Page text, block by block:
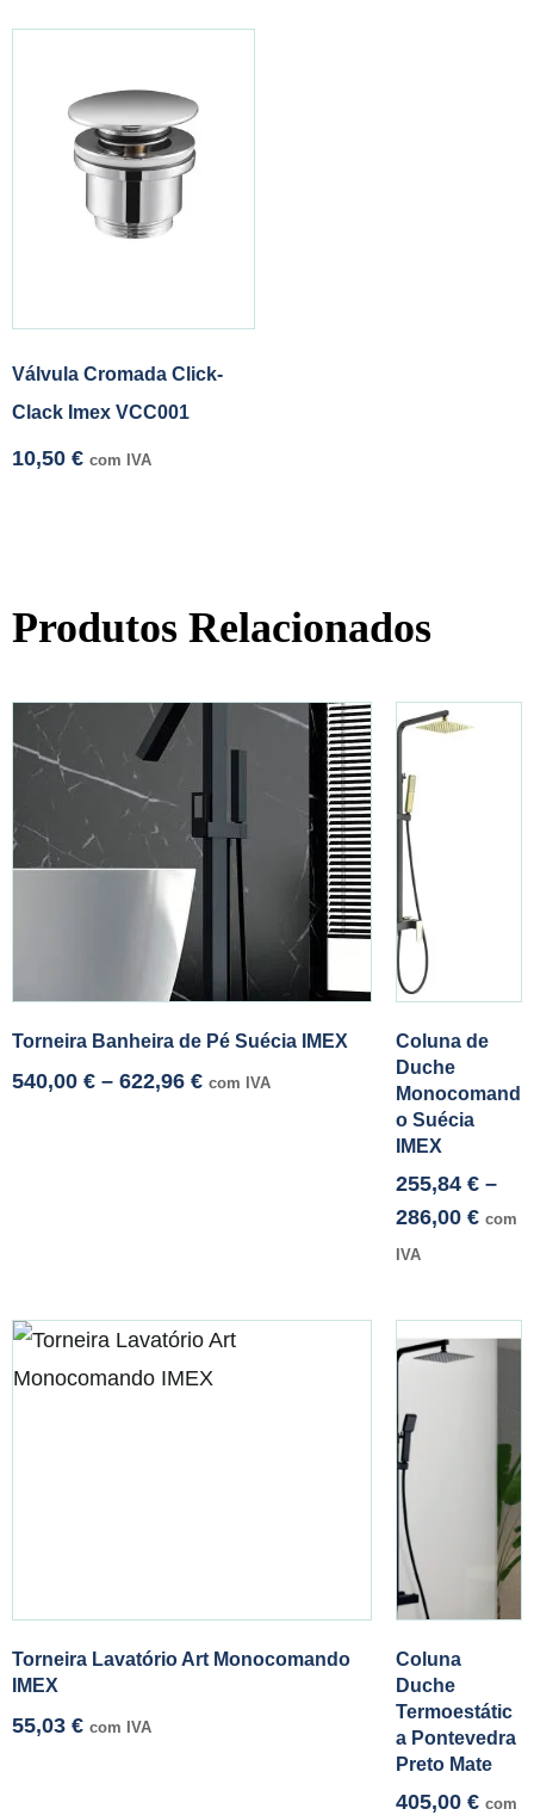
Válvula Cromada Click-
Clack Imex VCC001
10,50 € com IVA
Produtos Relacionados
Torneira Banheira de Pé Suécia IMEX
540,00 € – 622,96 € com IVA
Coluna de
Duche
Monocomand
o Suécia
IMEX
255,84 € –
286,00 € com
IVA
Torneira Lavatório Art Monocomando
IMEX
55,03 € com IVA
Coluna
Duche
Termoestátic
a Pontevedra
Preto Mate
405,00 € com